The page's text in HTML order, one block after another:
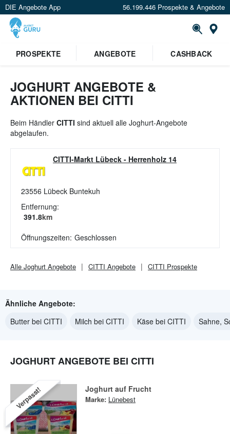
DIE Angebote App 56.199.446 Prospekte & Angebote
Standort festlegen
PROSPEKTE ANGEBOTE CASHBACK
JOGHURT ANGEBOTE &
AKTIONEN BEI CITTI
Beim Händler CITTI sind aktuell alle Joghurt-Angebote
abgelaufen.
CITTI-Markt Lübeck - Herrenholz 14
23556 Lübeck Buntekuh
Entfernung:
391.8km
Öffnungszeiten: Geschlossen
Alle Joghurt Angebote CITTI Angebote CITTI Prospekte
Ähnliche Angebote:
Butter bei CITTI
Milch bei CITTI Käse bei CITTI Sahne,
JOGHURT ANGEBOTE BEI CITTI
Verpasst! Joghurt auf Frucht
Marke: Lünebest